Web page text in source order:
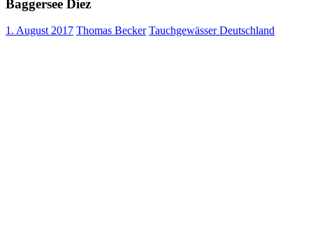
Baggersee Diez
1. August 2017 Thomas Becker Tauchgewässer Deutschland